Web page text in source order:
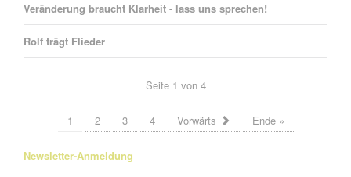
Veränderung braucht Klarheit - lass uns sprechen!
Rolf trägt Flieder
Seite 1 von 4
1 2 3 4 Vorwärts Ende »
Newsletter-Anmeldung